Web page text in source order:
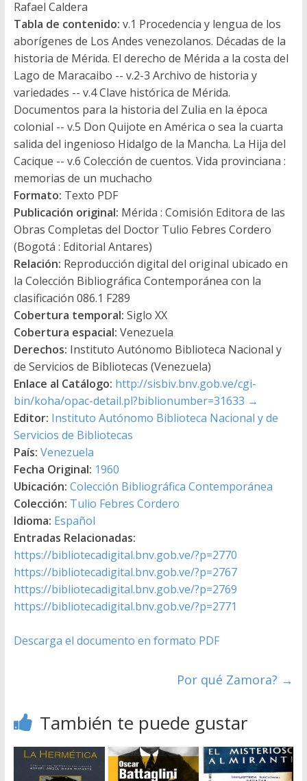
Rafael Caldera
Tabla de contenido: v.1 Procedencia y lengua de los
aborígenes de Los Andes venezolanos. Décadas de la
historia de Mérida. El derecho de Mérida a la costa del
Lago de Maracaibo -- v.2-3 Archivo de historia y
variedades -- v.4 Clave histórica de Mérida.
Documentos para la historia del Zulia en la época
colonial -- v.5 Don Quijote en América o sea la cuarta
salida del ingenioso Hidalgo de la Mancha. La Hija del
Cacique -- v.6 Colección de cuentos. Vida provinciana :
memorias de un muchacho
Formato: Texto PDF
Publicación original: Mérida : Comisión Editora de las
Obras Completas del Doctor Tulio Febres Cordero
(Bogotá : Editorial Antares)
Relación: Reproducción digital del original ubicado en
la Colección Bibliográfica Contemporánea con la
clasificación 086.1 F289
Cobertura temporal: Siglo XX
Cobertura espacial: Venezuela
Derechos: Instituto Autónomo Biblioteca Nacional y
de Servicios de Bibliotecas (Venezuela)
Enlace al Catálogo: http://sisbiv.bnv.gob.ve/cgi-
bin/koha/opac-detail.pl?biblionumber=31633 →
Editor: Instituto Autónomo Biblioteca Nacional y de
Servicios de Bibliotecas
País: Venezuela
Fecha Original: 1960
Ubicación: Colección Bibliográfica Contemporánea
Colección: Tulio Febres Cordero
Idioma: Español
Entradas Relacionadas:
https://bibliotecadigital.bnv.gob.ve/?p=2770
https://bibliotecadigital.bnv.gob.ve/?p=2767
https://bibliotecadigital.bnv.gob.ve/?p=2769
https://bibliotecadigital.bnv.gob.ve/?p=2771
Descarga el documento en formato PDF
Por qué Zamora? →
También te puede gustar